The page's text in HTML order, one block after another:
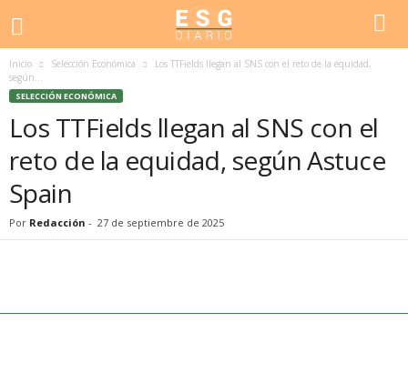
Inicio Selección Económica
Los TTFields llegan al SNS con el reto de la equidad,
según...
SELECCIÓN ECONÓMICA
Los TTFields llegan al SNS con el
reto de la equidad, según Astuce
Spain
Por Redacción - 27 de septiembre de 2025